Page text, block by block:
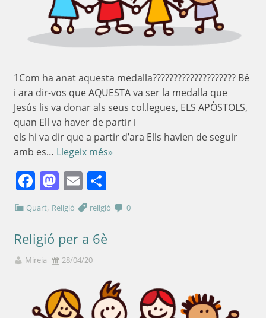
1Com ha anat aquesta medalla???????????????????? Bé
i ara dir-vos que AQUESTA va ser la medalla que
Jesús lis va donar als seus col.legues, ELS APÒSTOLS,
quan Ell va haver de partir i
els hi va dir que a partir d’ara Ells havien de seguir
amb es… Llegeix més»
Facebook
Mastodon
Email
Quart, Religió religió 0
Religió per a 6è
Mireia 28/04/20